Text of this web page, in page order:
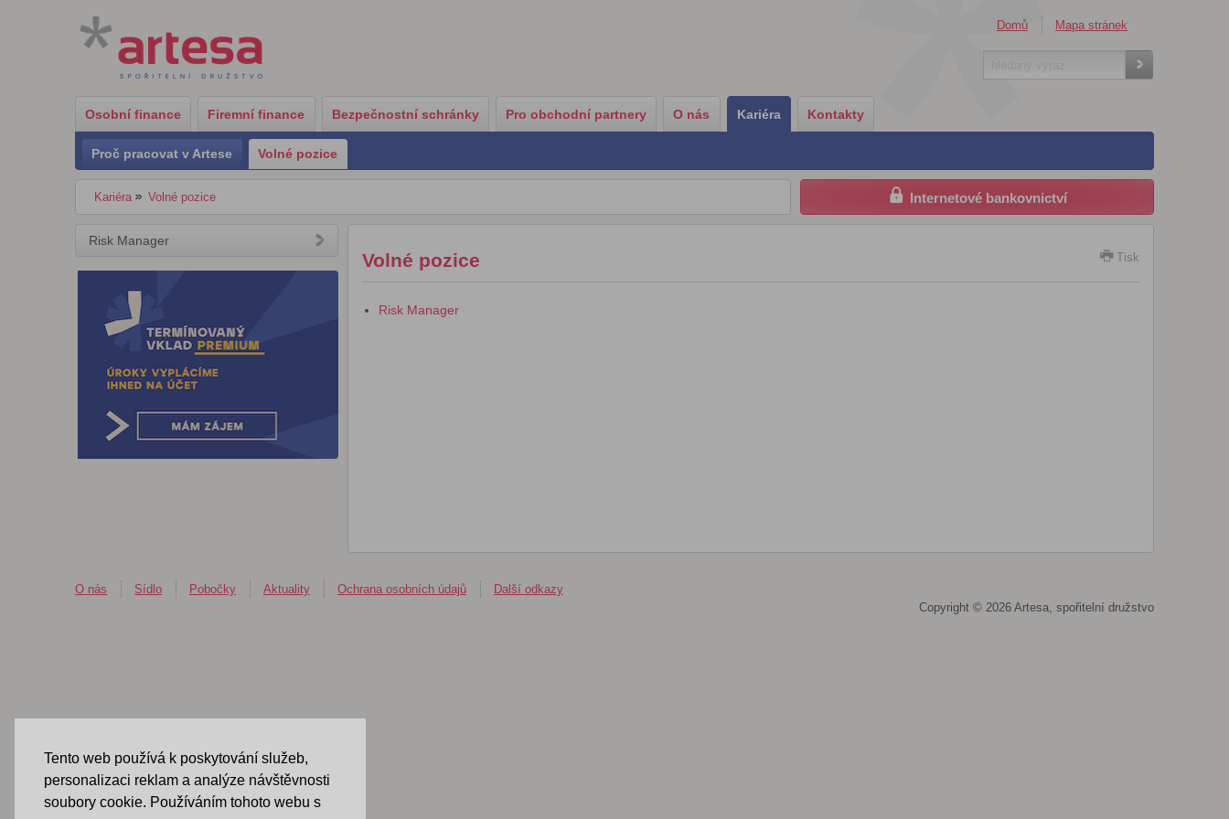
Tento web používá k poskytování služeb,
personalizaci reklam a analýze návštěvnosti
soubory cookie. Používáním tohoto webu s
Domů Mapa stránek
Osobní finance Firemní finance Bezpečnostní schránky Pro obchodní partnery O nás Kariéra Kontakty
Proč pracovat v Artese Volné pozice
Kariéra Volné pozice Internetové bankovnictví
Tisk
Volné pozice
Risk Manager
Risk Manager
O nás Sídlo Pobočky Aktuality Ochrana osobních údajů
Další odkazy
Copyright © 2026 Artesa, spořitelní družstvo